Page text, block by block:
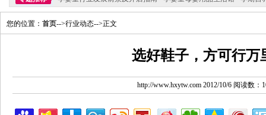
您的位置： 首页-->行业动态-->正文
选好鞋子，方可行万
http://www.hxytw.com 2012/10/6 阅读数：